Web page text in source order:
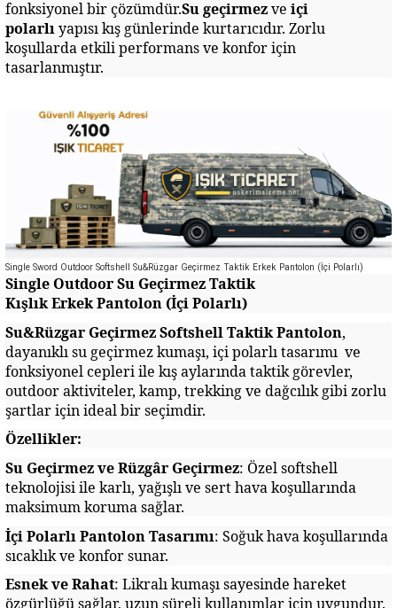
fonksiyonel bir çözümdür.Su geçirmezve içi
polarlıyapısı kış günlerinde kurtarıcıdır. Zorlu
koşullarda etkili performans ve konfor için
tasarlanmıştır.
Single Sword Outdoor Softshell Su&Rüzgar Geçirmez Taktik Erkek Pantolon (İçi Polarlı)
Single Outdoor Su Geçirmez Taktik
Kışlık Erkek Pantolon (İçi Polarlı)
Su&Rüzgar Geçirmez Softshell Taktik Pantolon,
dayanıklı su geçirmez kumaşı, içi polarlı tasarımı ve
fonksiyonel cepleri ile kış aylarında taktik görevler,
outdoor aktiviteler, kamp, trekking ve dağcılık gibi zorlu
şartlar için ideal bir seçimdir.
Özellikler:
Su Geçirmez ve Rüzgâr Geçirmez: Özel softshell
teknolojisi ile karlı, yağışlı ve sert hava koşullarında
maksimum koruma sağlar.
İçi Polarlı Pantolon Tasarımı: Soğuk hava koşullarında
sıcaklık ve konfor sunar.
Esnek ve Rahat: Likralı kumaşı sayesinde hareket
özgürlüğü sağlar, uzun süreli kullanımlar için uygundur.